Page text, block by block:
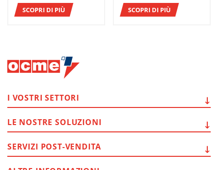
SCOPRI DI PIÙ SCOPRI DI PIÙ
I VOSTRI SETTORI
LE NOSTRE SOLUZIONI
SERVIZI POST-VENDITA